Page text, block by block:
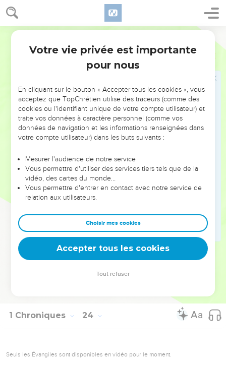
1 Chroniques 23
car David avait dit : « L'Eternel, le Dieu d'Israël, a donné du
repos à son peuple, et il habitera pour toujours à Jérusalem.
Ainsi, les Lévites n'auront plus à porter le tabernacle ni
tous les ustensiles destinés à son service. »
Ce fut d'après les derniers ordres de David qu'eut lieu le
dénombrement des Lévites âgés de 20 ans et plus.
Chargés d’assister les descendants d'Aaron pour le
service de la maison de l'Eternel, ils étaient responsables des
parvis et des chambres, de la purification de toutes les
choses saintes, des travaux liés au service de la maison de
Dieu,
offrandes, des galettes sans levain, des gâteaux cuits sur la
plaque et des gâteaux frits, de toutes les mesures de
capacité et de longueur.
30
de louer et de célébrer l'Eternel,
et offrir continuellement devant lui tous les holocaustes
qui lui étaient destinés lors des sabbats, des débuts de mois
et des fêtes, suivant le nombre fixé par la règle.
Ils veillaient sur la tente de la rencontre, sur le sanctuaire
1 Chroniques 24
Seuls les Évangiles sont disponibles en vidéo pour le moment.
Votre vie privée est importante
pour nous
En cliquant sur le bouton « Accepter tous les cookies », vous
acceptez que TopChrétien utilise des traceurs (comme des
cookies ou l'identifiant unique de votre compte utilisateur) et
traite vos données à caractère personnel (comme vos
données de navigation et les informations renseignées dans
votre compte utilisateur) dans les buts suivants :
Mesurer l'audience de notre service
Vous permettre d'utiliser des services tiers tels que de la
vidéo, des cartes du monde…
Vous permettre d'entrer en contact avec notre service de
relation aux utilisateurs.
Choisir mes cookies
Accepter tous les cookies
Tout refuser